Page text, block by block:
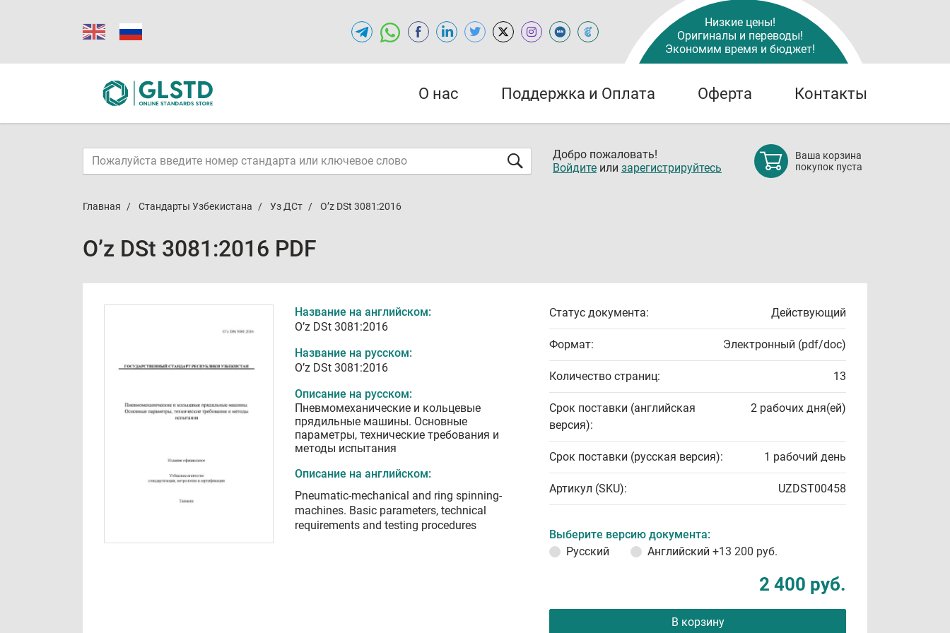
Низкие цены!
Оригиналы и переводы!
Экономим время и бюджет!
О нас Поддержка и Оплата Оферта Контакты
Добро пожаловать!
Войдите или зарегистрируйтесь
Ваша корзина
покупок пуста
Главная Стандарты Узбекистана Уз ДСт O’z DSt 3081:2016
O’z DSt 3081:2016 PDF
Название на английском:
O’z DSt 3081:2016
Название на русском:
O’z DSt 3081:2016
Описание на русском:
Пневмомеханические и кольцевые
прядильные машины. Основные
параметры, технические требования и
методы испытания
Описание на английском:
Pneumatic-mechanical and ring spinning-
machines. Basic parameters, technical
requirements and testing procedures
Статус документа: Действующий
Формат: Электронный (pdf/doc)
Количество страниц: 13
Срок поставки (английская
версия):
2 рабочих дня(ей)
Срок поставки (русская версия): 1 рабочий день
Артикул (SKU): UZDST00458
Выберите версию документа:
Русский
Английский +13 200 руб.
2 400 руб.
В корзину